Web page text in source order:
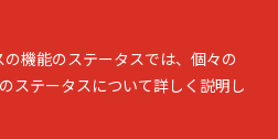
機能のステータスでは、個々の
ステータスについて詳しく説明し